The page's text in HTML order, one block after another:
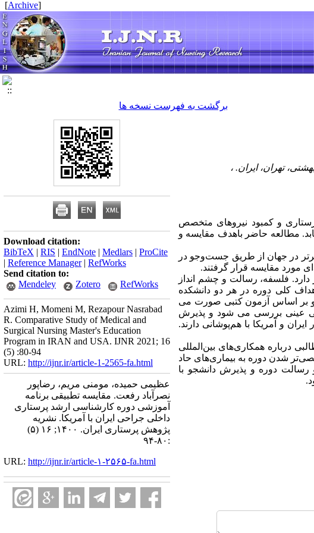
[
Archive
]
برگشت به فهرست نسخه ها
تهران، ایران. ،
و کمبود نیروهای متخصص
مطالعه حاضر باهدف مقایسه و
1399 انجام شد. ابتدا یک دانشگاه برتر در جهان از طریق جست‌و‌جو در
فلسفه، رسالت و چشم انداز
کلی دوره در هر دو دانشکده
و بر اساس آزمون کتبی صورت می
عینی بررسی می شود و پذیرش
و آمریکا با هم‌پوشانی دارند.
درباره همکاری‌های بین‌المللی
شدن دوره به بیماری‌های حاد
دوره و پذیرش دانشجو با
Download citation:
BibTeX | RIS | EndNote | Medlars | ProCite
| Reference Manager| RefWorks
Send citation to:
Mendeley
Zotero RefWorks
Azimi H, Momeni M, Rezapour Nasrabad
R. Comparative Study of Medical and
Surgical Nursing Master's Education
Program in IRAN and USA. IJNR 2021; 16
(5) :80-94
URL: http://ijnr.ir/article-1-2565-fa.html
عظیمی حمیده، مومنی مریم، رضاپور
نصرآباد رفعت. مقایسه تطبیقی برنامه
آموزشی دوره کارشناسی ارشد پرستاری
داخلی جراحی ایران با آمریکا. نشریه
پژوهش پرستاری ایران. ۱۴۰۰; ۱۶ (۵)
:۸۰-۹۴
URL: http://ijnr.ir/article-۱-۲۵۶۵-fa.html